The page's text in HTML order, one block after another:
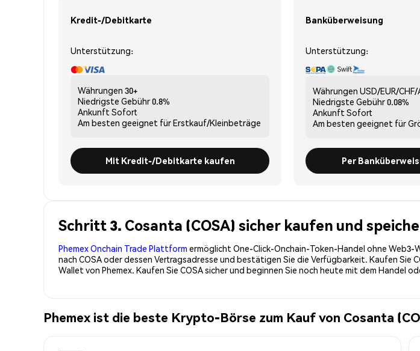
Kredit-/Debitkarte
Unterstützung:
Währungen 30+
Niedrigste Gebühr0.8%
Ankunft Sofort
Am besten geeignet fürErstkauf/Kleinbeträge
Mit Kredit-/Debitkarte kaufen
Banküberweisung
Unterstützung:
Währungen USD/EUR/
Niedrigste Gebühr0.08%
Ankunft Sofort
Am besten geeignet für
Per
Schritt 3. Cosanta (COSA) sicher kaufen und
Phemex Onchain Trade Plattform ermöglicht One-Click-Onchain-Token-Handel ohne Web3-
nach COSA oder dessen Vertragsadresse und bestätigen Sie die Verfügbarkeit. Kaufen Sie
Wallet von Phemex. Kaufen Sie COSA sicher und beginnen Sie noch heute mit dem Handel
Phemex ist die beste Krypto-Börse zum Kauf von Cosanta